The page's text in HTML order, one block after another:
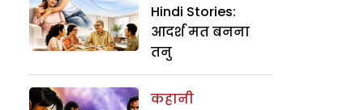
Hindi Stories:
आदर्श मत बनना
तनु
कहानी